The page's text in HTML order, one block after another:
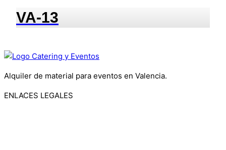
VA-13
Alquiler de material para eventos en Valencia.
ENLACES LEGALES